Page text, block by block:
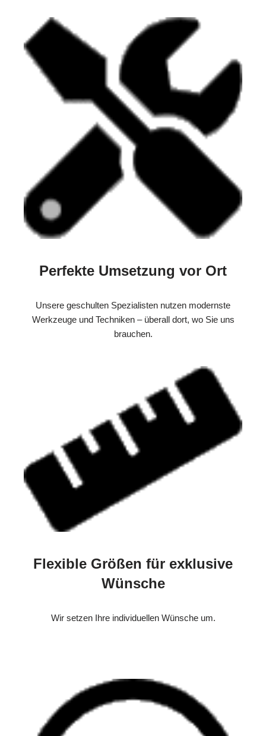
Perfekte Umsetzung vor Ort
Unsere geschulten Spezialisten nutzen modernste
Werkzeuge und Techniken – überall dort, wo Sie uns
brauchen.
Flexible Größen für exklusive
Wünsche
Wir setzen Ihre individuellen Wünsche um.